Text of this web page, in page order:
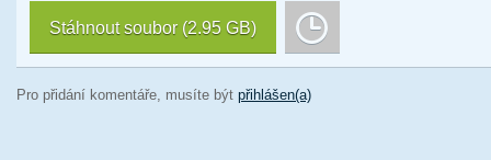
Stáhnout soubor (2.95 GB)
Pro přidání komentáře, musíte být přihlášen(a)